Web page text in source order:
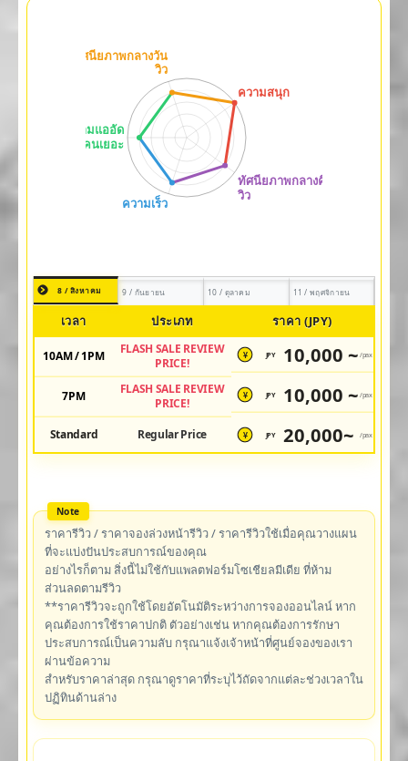
8 / สิงหาคม 9 / กันยายน 10 / ตุลาคม 11 / พฤศจิกายน
เวลา ประเภท ราคา (JPY)
10AM / 1PM
FLASH SALE REVIEW
PRICE!
¥ JPY 10,000 ~ /pax
7PM
FLASH SALE REVIEW
PRICE!
¥ JPY 10,000 ~ /pax
Standard Regular Price ¥ JPY 20,000~ /pax
ราคารีวิว / ราคาจองล่วงหน้ารีวิว / ราคารีวิวใช้เมื่อคุณวางแผน
ที่จะแบ่งปันประสบการณ์ของคุณ
อย่างไรก็ตาม สิ่งนี้ไม่ใช้กับแพลตฟอร์มโซเชียลมีเดีย ที่ห้าม
ส่วนลดตามรีวิว
**ราคารีวิวจะถูกใช้โดยอัตโนมัติระหว่างการจองออนไลน์ หาก
คุณต้องการใช้ราคาปกติ ตัวอย่างเช่น หากคุณต้องการรักษา
ประสบการณ์เป็นความลับ กรุณาแจ้งเจ้าหน้าที่ศูนย์จองของเรา
ผ่านข้อความ
สำหรับราคาล่าสุด กรุณาดูราคาที่ระบุไว้ถัดจากแต่ละช่วงเวลาใน
ปฏิทินด้านล่าง